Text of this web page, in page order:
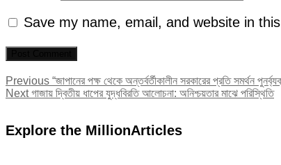
Save my name, email, and website in
Post
navigation
Previous Previous
post:
“জাপানের পক্ষ থেকে অন্তর্বর্তীকালীন সরকারের প্রতি সমর্থন
Next Next
গাজায় দ্বিতীয় ধাপের যুদ্ধবিরতি আলোচনা: অনিশ্চয়তার মাঝে পরিস্থিতি
Explore the MillionArticles